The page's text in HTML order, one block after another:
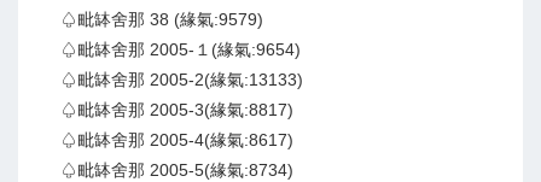
♤毗缽舍那 38 (緣氣:9579)
♤毗缽舍那 2005-１(緣氣:9654)
♤毗缽舍那 2005-2(緣氣:13133)
♤毗缽舍那 2005-3(緣氣:8817)
♤毗缽舍那 2005-4(緣氣:8617)
♤毗缽舍那 2005-5(緣氣:8734)